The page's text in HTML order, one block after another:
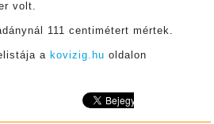
volt.
111 centimétert mértek.
a kovizig.hu oldalon